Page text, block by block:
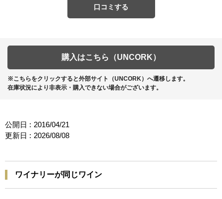
口コミする
購入はこちら（UNCORK）
※こちらをクリックすると外部サイト（UNCORK）へ遷移します。
在庫状況により非表示・購入できない場合がございます。
公開日 : 2016/04/21
更新日 : 2026/08/08
ワイナリーが同じワイン